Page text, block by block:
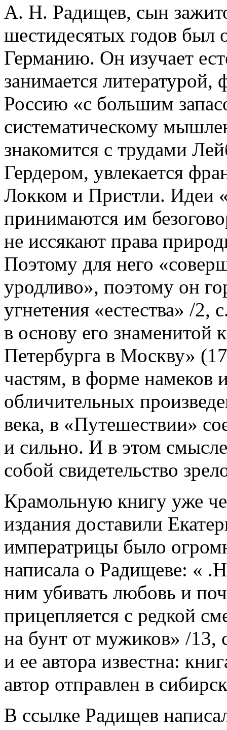
А. Н. Радищев, сын
шестидесятых годов был
Германию. Он изучает
занимается
Россию «с большим
систематическому
знакомится с трудами
Гердером, увлекается
Локком и Пристли. Идеи
принимаются им
не иссякают права
Поэтому для него
уродливо», поэтому он
угнетения «естества» /2,
в основу его знаменитой
Петербурга в Москву»
частям, в форме намеков
обличительных
века, в «Путешествии»
и сильно. И в этом
собой свидетельство
Крамольную книгу уже
издания доставили
императрицы было
написала о Радищеве: «
ним убивать любовь и
прицепляется с редкой
на бунт от мужиков» /13,
и ее автора известна:
автор отправлен в
В ссылке Радищев